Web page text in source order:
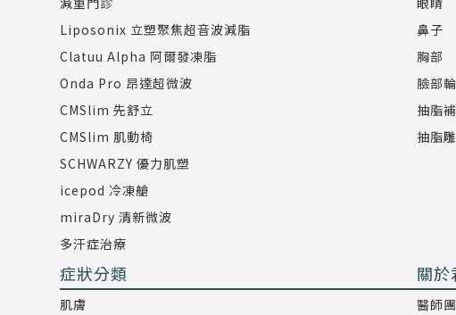
Liposonix 立塑聚焦超音波減脂
Clatuu Alpha 阿爾發凍脂
Onda Pro 昂達超微波
CMSlim 先舒立
CMSlim 肌動椅
SCHWARZY 優力肌塑
icepod 冷凍艙
miraDry 清新微波
多汗症治療
鼻子
胸部
臉部
抽脂
抽脂
症狀分類
肌膚
關於
醫師